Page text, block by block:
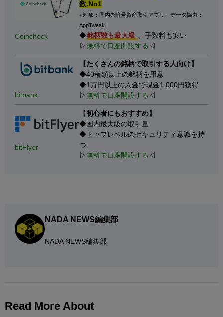
Coincheck
数.No1
※対象：国内の暗号資産取引アプリ、データ協力：
AppTweak
◆銘柄数も最大級 、手数料も安い
▷無料で口座開設する ◁
bitbank
【たくさんの銘柄で取引する人向け】
◆40種類以上の銘柄を用意
◆1万円以上の入金で現金1,000円獲得
▷無料で口座開設する ◁
bitFlyer
【初心者にもおすすめ】
◆国内最大級の取引量
◆トップレベルのセキュリティ意識を持
つ
▷無料で口座開設する ◁
NADA NEWS編集部
NADA NEWS編集部
Read More About